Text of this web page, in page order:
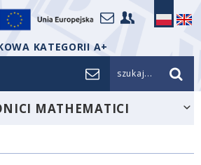
KATEGORII A+
szukaj...
MATHEMATICI